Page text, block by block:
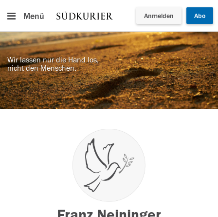
Menü Anmelden Abo
Wir lassen nur die Hand los,
nicht den Menschen.